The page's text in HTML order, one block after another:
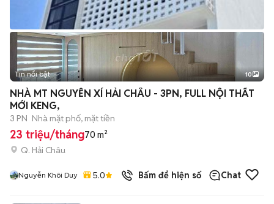
+2
Tin nổi bật 10
NHÀ MT NGUYỄN XÍ HẢI CHÂU - 3PN, FULL NỘI THẤT
MỚI KENG,
3 PN Nhà mặt phố, mặt tiền
23 triệu/tháng70 m²
Q. Hải Châu
Nguyễn Khôi Duy 5.0 Bấm để hiện số Chat